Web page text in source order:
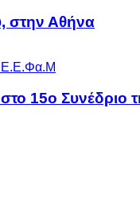
στην Αθήνα
15ο Συνέδριο